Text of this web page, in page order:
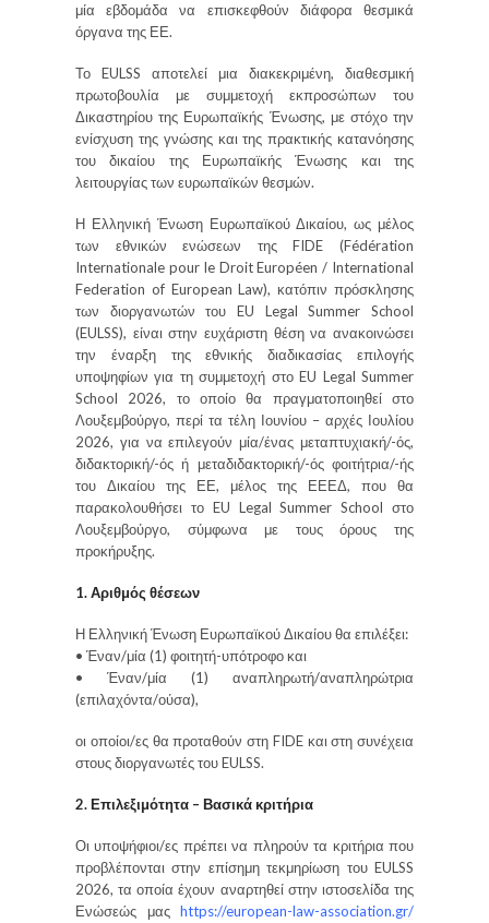
μία εβδομάδα να επισκεφθούν διάφορα θεσμικά
όργανα της ΕΕ.
Το EULSS αποτελεί μια διακεκριμένη, διαθεσμική
πρωτοβουλία με συμμετοχή εκπροσώπων του
Δικαστηρίου της Ευρωπαϊκής Ένωσης, με στόχο την
ενίσχυση της γνώσης και της πρακτικής κατανόησης
του δικαίου της Ευρωπαϊκής Ένωσης και της
λειτουργίας των ευρωπαϊκών θεσμών.
Η Ελληνική Ένωση Ευρωπαϊκού Δικαίου, ως μέλος
των εθνικών ενώσεων της FIDE (Fédération
Internationale pour le Droit Européen / International
Federation of European Law), κατόπιν πρόσκλησης
των διοργανωτών του EU Legal Summer School
(EULSS), είναι στην ευχάριστη θέση να ανακοινώσει
την έναρξη της εθνικής διαδικασίας επιλογής
υποψηφίων για τη συμμετοχή στο EU Legal Summer
School 2026, το οποίο θα πραγματοποιηθεί στο
Λουξεμβούργο, περί τα τέλη Ιουνίου – αρχές Ιουλίου
2026, για να επιλεγούν μία/ένας μεταπτυχιακή/-ός,
διδακτορική/-ός ή μεταδιδακτορική/-ός φοιτήτρια/-ής
του Δικαίου της ΕΕ, μέλος της ΕΕΕΔ, που θα
παρακολουθήσει το EU Legal Summer School στο
Λουξεμβούργο, σύμφωνα με τους όρους της
προκήρυξης.
1. Αριθμός θέσεων
Η Ελληνική Ένωση Ευρωπαϊκού Δικαίου θα επιλέξει:
• Έναν/μία (1) φοιτητή-υπότροφο και
• Έναν/μία (1) αναπληρωτή/αναπληρώτρια
(επιλαχόντα/ούσα),
οι οποίοι/ες θα προταθούν στη FIDE και στη συνέχεια
στους διοργανωτές του EULSS.
2. Επιλεξιμότητα – Βασικά κριτήρια
Οι υποψήφιοι/ες πρέπει να πληρούν τα κριτήρια που
προβλέπονται στην επίσημη τεκμηρίωση του EULSS
2026, τα οποία έχουν αναρτηθεί στην ιστοσελίδα της
Ενώσεώς μας https://european-law-association.gr/